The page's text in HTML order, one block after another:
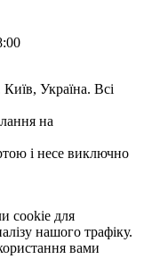
Україна. Всі
на
і несе виключно
cookie для
нашого трафіку.
вами